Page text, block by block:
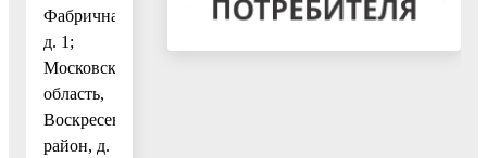
Фабричная,
д. 1;
Московская
область,
Воскресенский
район, д.